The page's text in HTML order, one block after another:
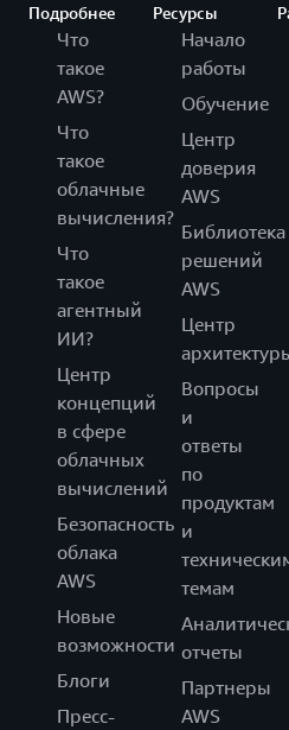
Подробнее
Что
такое
AWS?
Что
такое
облачные
вычисления?
Что
такое
агентный
ИИ?
Центр
концепций
в сфере
облачных
вычислений
Безопасность
облака
AWS
Новые
возможности
Блоги
Пресс-
Ресурсы
Начало
работы
Обучение
Центр
доверия
AWS
Библиотека
решений
AWS
Центр
Вопросы
и
ответы
по
продуктам
и
темам
отчеты
Партнеры
AWS